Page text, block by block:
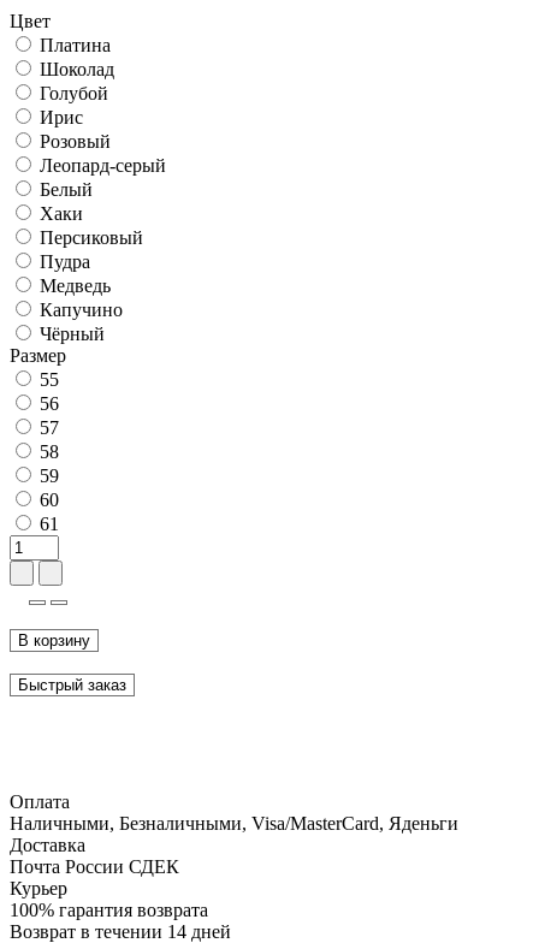
Цвет
Платина
Шоколад
Голубой
Ирис
Розовый
Леопард-серый
Белый
Хаки
Персиковый
Пудра
Медведь
Капучино
Чёрный
Размер
55
56
57
58
59
60
61
В корзину
Быстрый заказ
Оплата
Наличными, Безналичными, Visa/MasterCard, Яденьги
Доставка
Почта России СДЕК
Курьер
100% гарантия возврата
Возврат в течении 14 дней